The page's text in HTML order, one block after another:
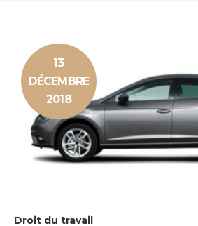
13
DÉCEMBRE
2018
Droit du travail